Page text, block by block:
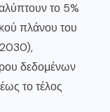
το 5%
πλάνου του
δεδομένων
το τέλος